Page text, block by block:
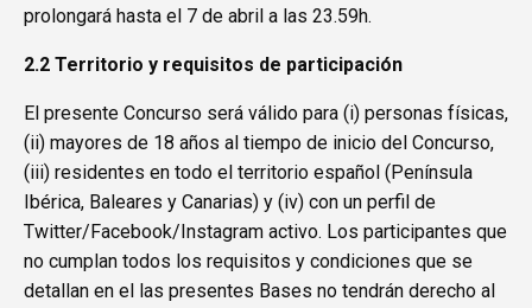
prolongará hasta el 7 de abril a las 23.59h.
2.2 Territorio y requisitos de participación
El presente Concurso será válido para (i) personas físicas,
(ii) mayores de 18 años al tiempo de inicio del Concurso,
(iii) residentes en todo el territorio español (Península
Ibérica, Baleares y Canarias) y (iv) con un perfil de
Twitter/Facebook/Instagram activo. Los participantes que
no cumplan todos los requisitos y condiciones que se
detallan en el las presentes Bases no tendrán derecho al